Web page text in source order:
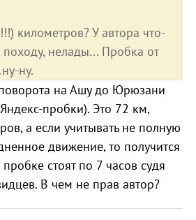
километров? У автора что-
нелады... Пробка от
ну.
на Ашу до Юрюзани
пробки). Это 72 км,
а если учитывать не полную
движение, то получится
стоят по 7 часов судя
В чем не прав автор?